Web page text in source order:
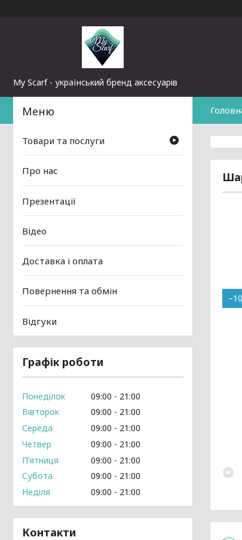
My Scarf - український бренд аксесуарів
Товари та послуги
Про нас
Презентації
Відео
Доставка і оплата
Повернення та обмін
Відгуки
Графік роботи
Понеділок 09:00
21:00
Вівторок
09:00
21:00
Середа
09:00
21:00
Четвер
09:00
21:00
Пʼятниця
09:00
21:00
Субота
09:00
21:00
Неділя
09:00 21:00
Контакти